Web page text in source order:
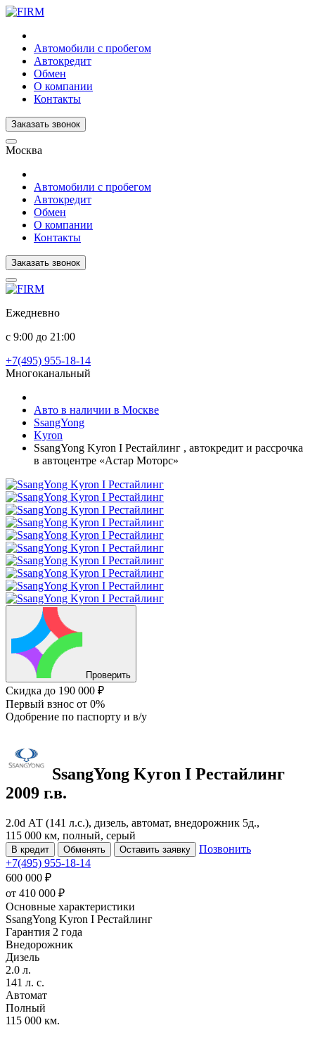
Автомобили с пробегом
Автокредит
Обмен
О компании
Контакты
Заказать звонок
Москва
Автомобили с пробегом
Автокредит
Обмен
О компании
Контакты
Заказать звонок
Ежедневно
с 9:00 до 21:00
+7(495) 955-18-14
Многоканальный
Авто в наличии в Москве
SsangYong
Kyron
SsangYong Kyron I Рестайлинг , автокредит и рассрочка
в автоцентре «Астар Моторс»
Проверить
Скидка до 190 000 ₽
Первый взнос от 0%
Одобрение по паспорту и в/у
SsangYong Kyron I Рестайлинг
2009 г.в.
2.0d АТ (141 л.с.), дизель, автомат, внедорожник 5д.,
115 000 км, полный, серый
В кредит Обменять Оставить заявку
Позвонить
+7(495) 955-18-14
600 000 ₽
от 410 000 ₽
Основные характеристики
SsangYong Kyron I Рестайлинг
Гарантия 2 года
Внедорожник
Дизель
2.0 л.
141 л. с.
Автомат
Полный
115 000 км.